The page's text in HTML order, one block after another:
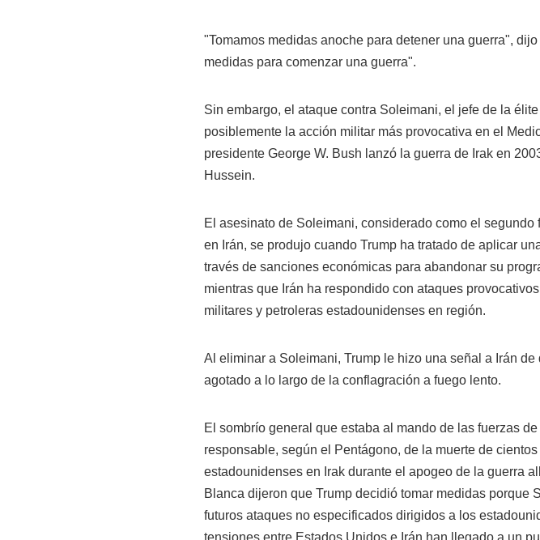
"Tomamos medidas anoche para detener una guerra",
medidas para comenzar una guerra".
Sin embargo, el ataque contra Soleimani, el jefe de la
posiblemente la acción militar más provocativa en el
presidente George W. Bush lanzó la guerra de Irak en
Hussein.
El asesinato de Soleimani, considerado como el segundo
en Irán, se produjo cuando Trump ha tratado de aplicar
través de sanciones económicas para abandonar su
mientras que Irán ha respondido con ataques
militares y petroleras estadounidenses en región.
Al eliminar a Soleimani, Trump le hizo una señal a Irán
agotado a lo largo de la conflagración a fuego lento.
El sombrío general que estaba al mando de las fuerzas
responsable, según el Pentágono, de la muerte de
estadounidenses en Irak durante el apogeo de la guerra
Blanca dijeron que Trump decidió tomar medidas porque
futuros ataques no especificados dirigidos a los
tensiones entre Estados Unidos e Irán han llegado a un